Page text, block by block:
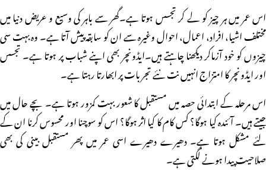
اس عمر میں ہر چیز کو لے کر تجسس ہوتا ہے۔گھر سے باہر کی وسیع و عریض دنیا میں
مختلف اشیا، افراد، اعمال، احوال وغیرہ سے ان کو سابقہ پیش آتا ہے۔ وہ بہت سی
چیزوں کو خود آزماکر دیکھنا چاہتے ہیں۔ایڈونچر بھی اپنے شباب پر ہوتا ہے۔ تجسس
اور ایڈونچر کا امتزاج انہیں نت نئے تجربات پر ابھارتا رہتا ہے۔
اس مرحلہ کے ابتدائی حصہ میں مستقبل کا شعور بہت کمزور ہوتا ہے۔ بچے حال میں
جیتے ہیں۔ آئندہ کیا ہوگا؟ کس کام کا کیا اثر ہوگا؟ اس کو سوچنا اور محسوس کرنا ان کے
لئے مشکل ہوتا ہے۔ دھیرے دھیرے اسی عمر میں پھر مستقبل بینی کی بھی
صلاحیت پیدا ہونے لگتی ہے۔